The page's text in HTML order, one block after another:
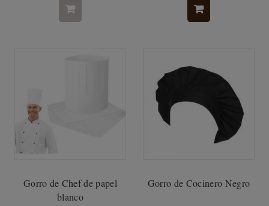
Gorro de Chef de papel
blanco
Gorro de Cocinero Negro